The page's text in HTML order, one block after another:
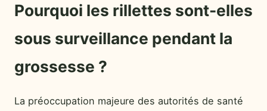
Pourquoi les rillettes sont-elles
sous surveillance pendant la
grossesse ?
La préoccupation majeure des autorités de santé